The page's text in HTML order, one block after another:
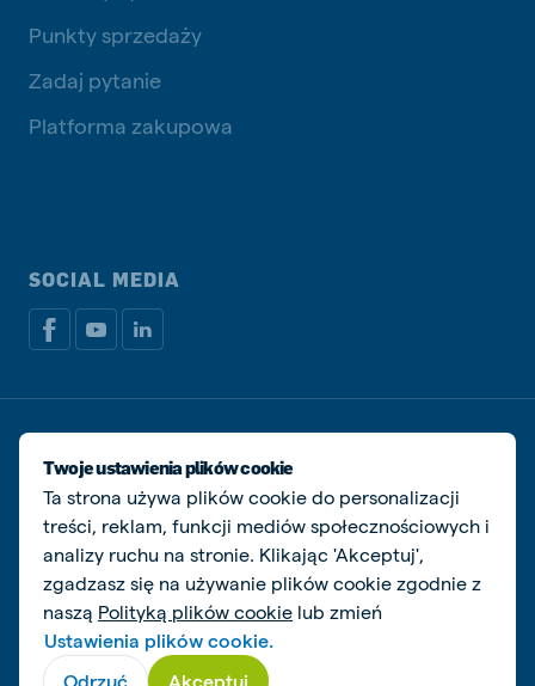
Punkty sprzedaży
Zadaj pytanie
Platforma zakupowa
SOCIAL MEDIA
Polityka prywatności i plików cookie
Zarządzaj ciasteczkami
© De Heus Animal Nutrition
Twoje ustawienia plików cookie
Ta strona używa plików cookie do personalizacji
treści, reklam, funkcji mediów społecznościowych i
analizy ruchu na stronie. Klikając 'Akceptuj',
zgadzasz się na używanie plików cookie zgodnie z
naszą Polityką plików cookie lub zmień
Ustawienia plików cookie.
Odrzuć
Akceptuj